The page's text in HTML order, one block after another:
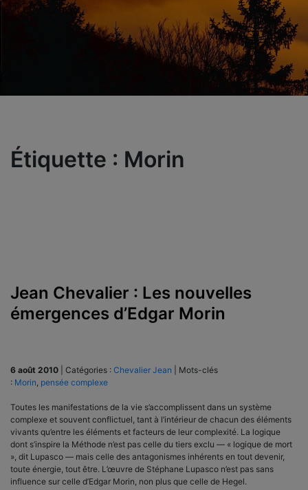
Étiquette : Morin
Jean Chevalier : Les nouvelles
émergences d’Edgar Morin
6 août 2010 Catégories : Chevalier Jean
Mots-clés
: Morin pensée complexe
Toutes les manifestations de la vie s’accomplissent dans un système
complexe et souvent conflictuel, tant à l’intérieur de chacun des éléments
vivants qu’entre les éléments et facteurs de leur complexité. La logique
dont s’inspire la Méthode n’est pas celle du tiers exclu — « logique de mort
», dit Lupasco — mais celle des antagonismes inhérents en tout devenir,
toute énergie, tout être. L’œuvre de Stéphane Lupasco n’est pas sans
influence sur celle d’Edgar Morin, non plus que celle de Hegel.